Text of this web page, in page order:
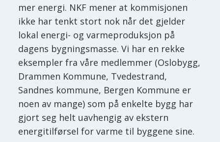
mer energi. NKF mener at kommisjonen
ikke har tenkt stort nok når det gjelder
lokal energi- og varmeproduksjon på
dagens bygningsmasse. Vi har en rekke
eksempler fra våre medlemmer (Oslobygg,
Drammen Kommune, Tvedestrand,
Sandnes kommune, Bergen Kommune er
noen av mange) som på enkelte bygg har
gjort seg helt uavhengig av ekstern
energitilførsel for varme til byggene sine.